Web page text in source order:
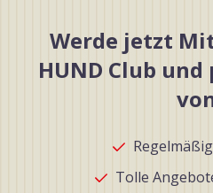
Werde jetzt
HUND Club
Tolle